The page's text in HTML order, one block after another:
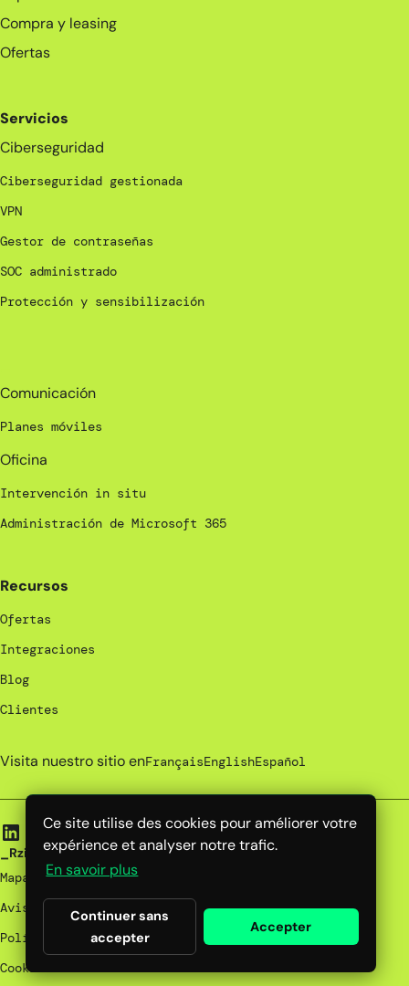
Ce site utilise des cookies pour améliorer votre
expérience et analyser notre trafic.
En savoir plus
Continuer sans
accepter
Accepter
Compra y leasing
Ofertas
Servicios
Ciberseguridad
Ciberseguridad gestionada
VPN
Gestor de contraseñas
SOC administrado
Protección y sensibilización
Comunicación
Planes móviles
Oficina
Intervención in situ
Administración de Microsoft 365
Recursos
Ofertas
Integraciones
Blog
Clientes
Visita nuestro sitio enFrançaisEnglishEspañol
_Rzilient | 2026
Mapa del sitio
Avisos legales
Política de privacidad
Cookies